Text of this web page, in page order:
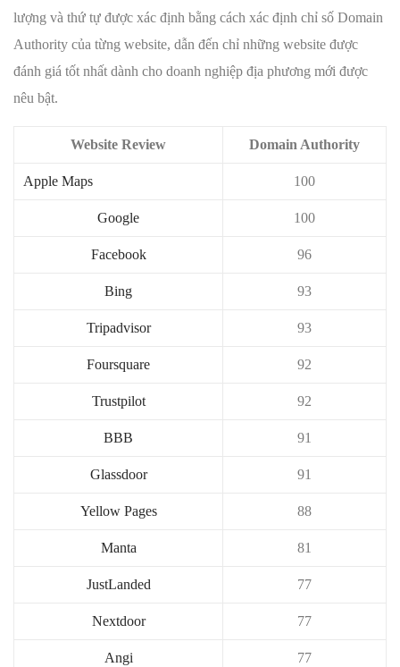
lượng và thứ tự được xác định bằng cách xác định chỉ số Domain
Authority của từng website, dẫn đến chỉ những website được
đánh giá tốt nhất dành cho doanh nghiệp địa phương mới được
nêu bật.
Website Review Domain Authority
Apple Maps 100
Google 100
Facebook 96
Bing 93
Tripadvisor 93
Foursquare 92
Trustpilot 92
BBB 91
Glassdoor 91
Yellow Pages 88
Manta 81
JustLanded 77
Nextdoor 77
Angi 77